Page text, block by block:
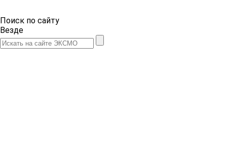
Поиск по сайту
Везде